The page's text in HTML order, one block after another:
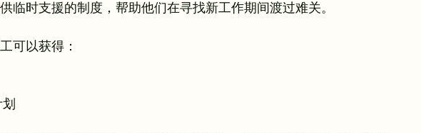
临时支援的制度，帮助他们在寻找新工作期间渡过难关。
可以获得：